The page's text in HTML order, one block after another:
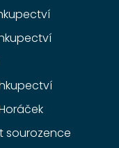
sourozence